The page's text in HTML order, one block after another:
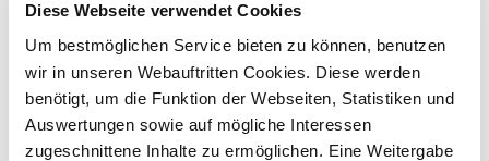
Diese Webseite verwendet Cookies
Um bestmöglichen Service bieten zu können, benutzen
wir in unseren Webauftritten Cookies. Diese werden
benötigt, um die Funktion der Webseiten, Statistiken und
Auswertungen sowie auf mögliche Interessen
zugeschnittene Inhalte zu ermöglichen. Eine Weitergabe